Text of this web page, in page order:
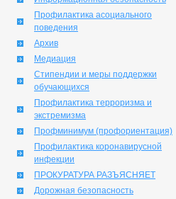
Профилактика асоциального
поведения
Архив
Медиация
Стипендии и меры поддержки
обучающихся
Профилактика терроризма и
экстремизма
Профминимум (профориентация)
Профилактика коронавирусной
инфекции
ПРОКУРАТУРА РАЗЪЯСНЯЕТ
Дорожная безопасность